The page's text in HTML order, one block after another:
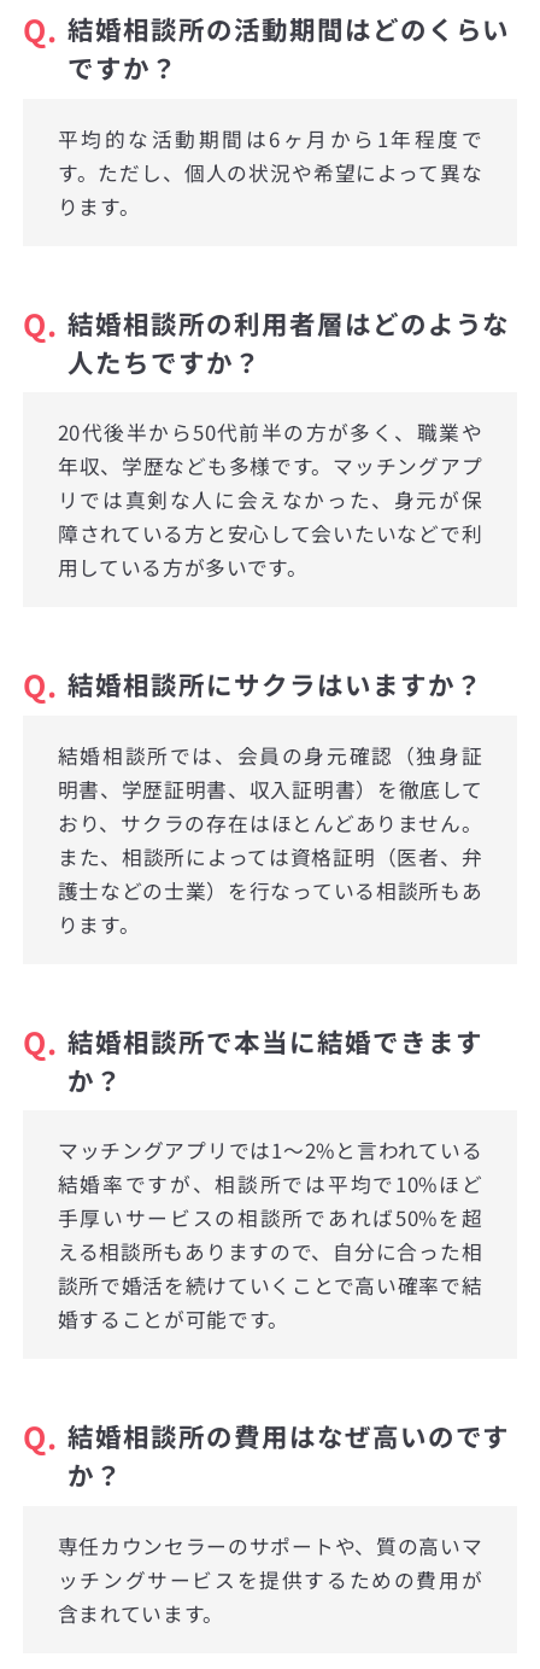
Q. 結婚相談所の活動期間はどのくらい
ですか？
平均的な活動期間は6ヶ月から1年程度で
す。ただし、個人の状況や希望によって異な
ります。
Q. 結婚相談所の利用者層はどのような
人たちですか？
20代後半から50代前半の方が多く、職業や
年収、学歴なども多様です。マッチングアプ
リでは真剣な人に会えなかった、身元が保
障されている方と安心して会いたいなどで利
用している方が多いです。
Q. 結婚相談所にサクラはいますか？
結婚相談所では、会員の身元確認（独身証
明書、学歴証明書、収入証明書）を徹底して
おり、サクラの存在はほとんどありません。
また、相談所によっては資格証明（医者、弁
護士などの士業）を行なっている相談所もあ
ります。
Q. 結婚相談所で本当に結婚できます
か？
マッチングアプリでは1〜2%と言われている
結婚率ですが、相談所では平均で10%ほど
手厚いサービスの相談所であれば50%を超
える相談所もありますので、自分に合った相
談所で婚活を続けていくことで高い確率で結
婚することが可能です。
Q. 結婚相談所の費用はなぜ高いのです
か？
専任カウンセラーのサポートや、質の高いマ
ッチングサービスを提供するための費用が
含まれています。